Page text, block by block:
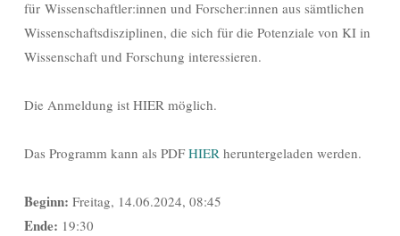
für Wissenschaftler:innen und Forscher:innen aus sämtlichen
Wissenschaftsdisziplinen, die sich für die Potenziale von KI in
Wissenschaft und Forschung interessieren.
Die Anmeldung ist HIER möglich.
Das Programm kann als PDFHIER heruntergeladen werden.
Beginn: Freitag, 14.06.2024, 08:45
Ende: 19:30